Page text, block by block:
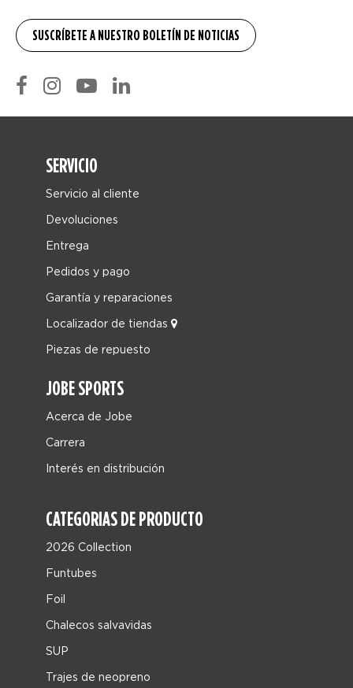
SERVICIO
Servicio al cliente
Devoluciones
Entrega
Pedidos y pago
Garantía y reparaciones
Localizador de tiendas
Piezas de repuesto
JOBE SPORTS
Acerca de Jobe
Carrera
Interés en distribución
CATEGORIAS DE PRODUCTO
2026 Collection
Funtubes
Foil
Chalecos salvavidas
SUP
Trajes de neopreno